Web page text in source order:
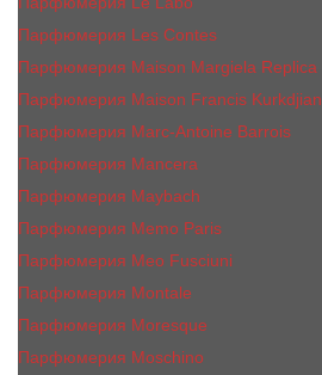
Парфюмерия Les Contes
Парфюмерия Maison Margiela Replica
Парфюмерия Maison Francis Kurkdjian
Парфюмерия Marc-Antoine Barrois
Парфюмерия Mancera
Парфюмерия Maybach
Парфюмерия Memo Paris
Парфюмерия Meo Fusciuni
Парфюмерия Montale
Парфюмерия Moresque
Парфюмерия Moschino